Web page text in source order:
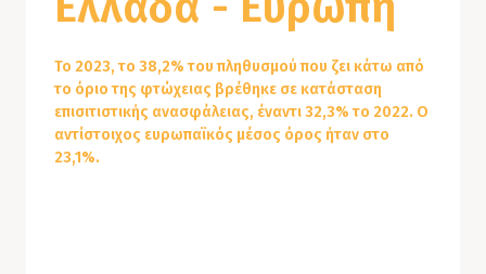
Το 2023, το 38,2% του πληθυσμού που ζει κάτω από
το όριο της φτώχειας βρέθηκε σε κατάσταση
επισιτιστικής ανασφάλειας, έναντι 32,3% το 2022. Ο
αντίστοιχος ευρωπαϊκός μέσος όρος ήταν στο
23,1%.